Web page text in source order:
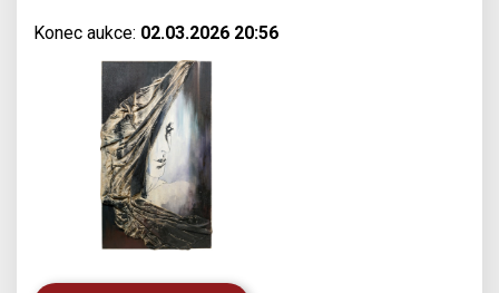
Konec aukce: 02.03.2026 20:56